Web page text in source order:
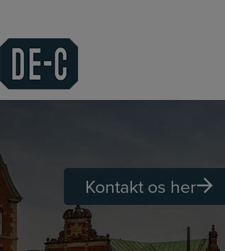
indholdet
Kontakt os her